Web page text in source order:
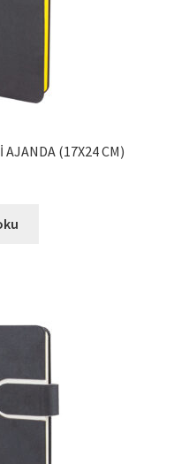
AJANDA (17X24 CM)